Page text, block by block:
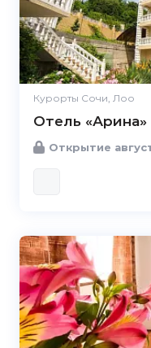
Курорты Сочи, Лоо
Отель
Открытие